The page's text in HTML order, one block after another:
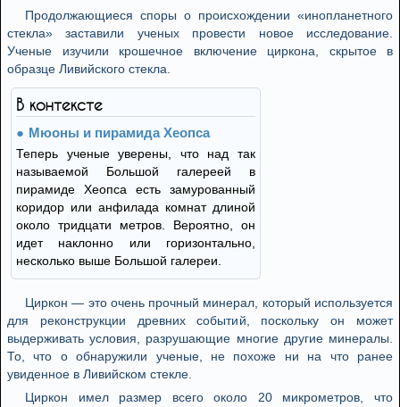
Продолжающиеся споры о происхождении «инопланетного
стекла» заставили ученых провести новое исследование.
Ученые изучили крошечное включение циркона, скрытое в
образце Ливийского стекла.
В контексте
Мюоны и пирамида Хеопса
Теперь ученые уверены, что над так
называемой Большой галереей в
пирамиде Хеопса есть замурованный
коридор или анфилада комнат длиной
около тридцати метров. Вероятно, он
идет наклонно или горизонтально,
несколько выше Большой галереи.
Циркон — это очень прочный минерал, который используется
для реконструкции древних событий, поскольку он может
выдерживать условия, разрушающие многие другие минералы.
То, что о обнаружили ученые, не похоже ни на что ранее
увиденное в Ливийском стекле.
Циркон имел размер всего около 20 микрометров, что